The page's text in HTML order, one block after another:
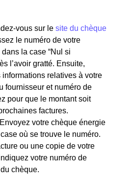
vous sur le site du chèque
le numéro de votre
la case “Nul si
l’avoir gratté. Ensuite,
relatives à votre
fournisseur et numéro de
pour que le montant soit
factures.
votre chèque énergie
où se trouve le numéro.
ou une copie de votre
votre numéro de
chèque.